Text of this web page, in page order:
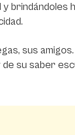
y brindándoles
sus
su saber